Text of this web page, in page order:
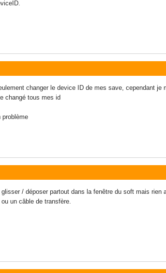
changer le device ID de mes save, cependant
changé tous mes id
/ déposer partout dans la fenêtre du soft mais
un câble de transfère.